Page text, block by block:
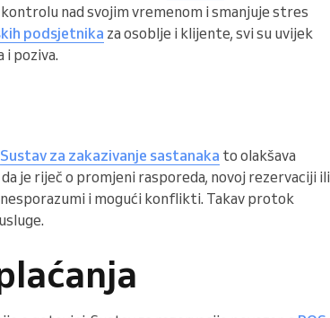
nad svojim vremenom i smanjuje stres
podsjetnika za osoblje i klijente, svi su uvijek
poziva.
Sustav za zakazivanje sastanaka to olakšava
je riječ o promjeni rasporeda, novoj rezervaciji ili
i mogući konflikti. Takav protok